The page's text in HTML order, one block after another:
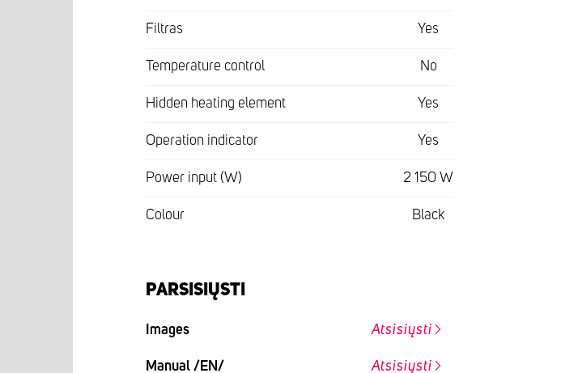
Filtras Yes
Temperature control No
Hidden heating element Yes
Operation indicator Yes
Power input (W) 2 150 W
Colour Black
PARSISIŲSTI
Images Atsisiųsti
Manual /EN/ Atsisiųsti